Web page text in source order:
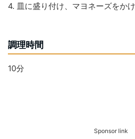
4. 皿に盛り付け、マヨネーズをか
調理時間
10分
Sponsor link